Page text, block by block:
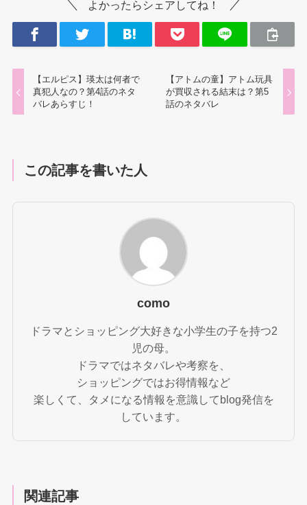
よかったらシェアしてね！
【エルピス】瑛太は何者で
真犯人なの？第4話のネタ
バレあらすじ！
【アトムの童】アトム玩具
が買収される結末は？第5
話のネタバレ
この記事を書いた人
como
ドラマとショッピング大好きな小学生の子を持つ2
児の母。
ドラマではネタバレや考察を、
ショッピングではお得情報など
楽しくて、タメになる情報を意識してblog発信を
しています。
関連記事